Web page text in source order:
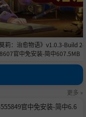
莫莉：治愈物语》v1.0.3-Build
官中免安装-简中607.5MB
更多 »
官中免安装-简中6.6